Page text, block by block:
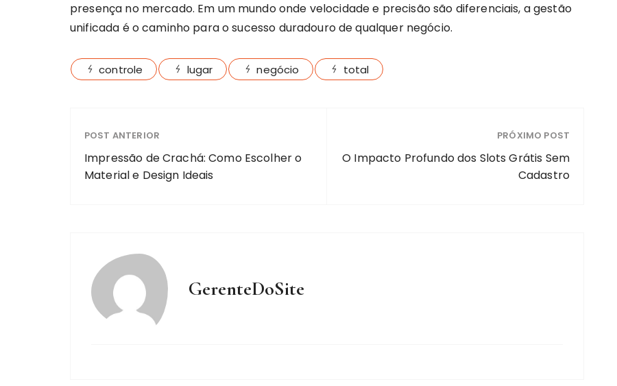
presença no mercado. Em um mundo onde velocidade e precisão são diferenciais, a gestão
unificada é o caminho para o sucesso duradouro de qualquer negócio.
controle lugar negócio total
POST ANTERIOR
Impressão de Crachá: Como Escolher o
Material e Design Ideais
PRÓXIMO POST
O Impacto Profundo dos Slots Grátis Sem
Cadastro
GerenteDoSite